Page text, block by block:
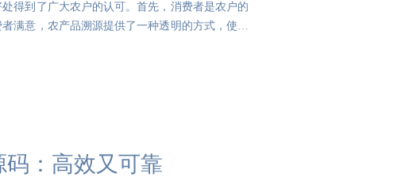
得到了广大农户的认可。首先，消费者是农户的
满意，农产品溯源提供了一种透明的方式，使消
：高效又可靠